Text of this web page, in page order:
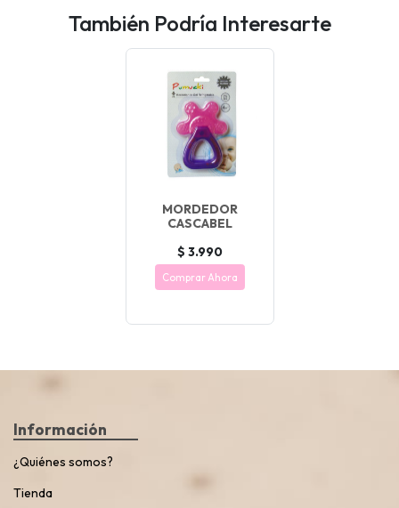
También Podría Interesarte
MORDEDOR
CASCABEL
$ 3.990
Comprar Ahora
Información
¿Quiénes somos?
Tienda